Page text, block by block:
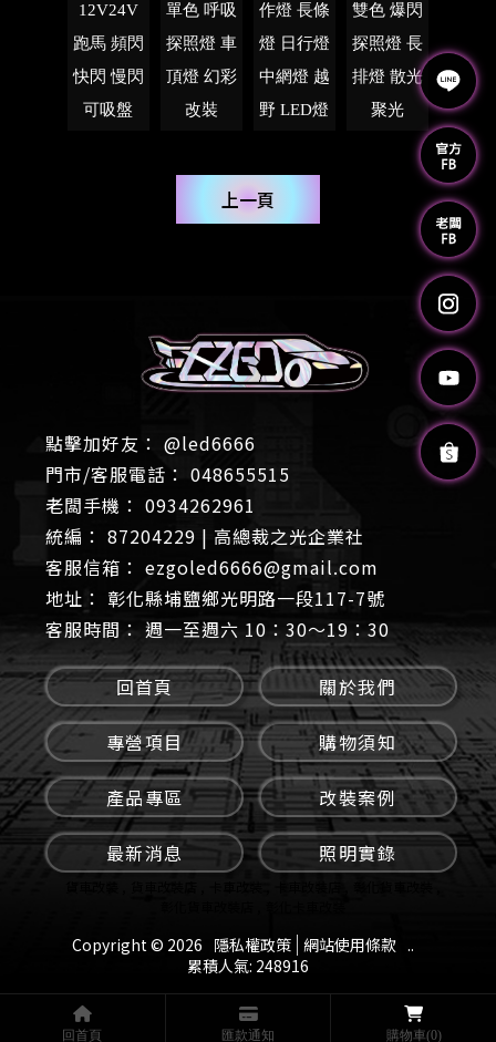
12V24V
跑馬 頻閃
快閃 慢閃
可吸盤
單色 呼吸
探照燈 車
頂燈 幻彩
改裝
作燈 長條
燈 日行燈
中網燈 越
野 LED燈
雙色 爆閃
探照燈 長
排燈 散光
聚光
上一頁
回首頁 匯款通知 購物車(0)
@led6666
048655515
0934262961
87204229 | 高總裁之光企業社
ezgoled6666@gmail.com
彰化縣埔鹽鄉光明路一段117-7號
週一至週六 10：30～19：30
回首頁 關於我們
專營項目 購物須知
產品專區 改裝案例
最新消息 照明實錄
Copyright © 2026 隱私權政策 網站使用條款 ..
累積人氣: 248916